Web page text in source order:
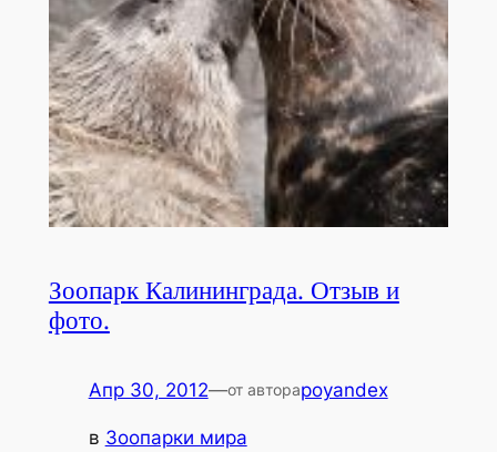
Зоопарк Калининграда. Отзыв и
фото.
Апр 30, 2012—от автораpoyandex
в Зоопарки мира